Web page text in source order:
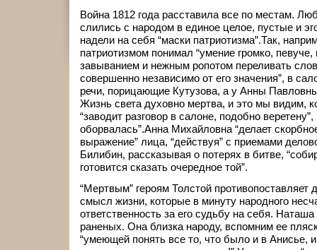
Война 1812 года расставила все по местам.
слились с народом в единое целое, пустые и
надели на себя “маски патриотизма”.Так,
патриотизмом понимал “умение громко,
завыванием и нежным ропотом переливать
совершенно независимо от его значения”, в
речи, порицающие Кутузова, а у Анны
Жизнь света духовно мертва, и это мы видим,
“заводит разговор в салоне, подобно
оборвалась”.Анна Михайловна “делает
выражение” лица, “действуя” с приемами
Билибин, рассказывая о потерях в битве,
готовится сказать очередное той”.
“Мертвым” героям Толстой
смысл жизни, которые в минуту народного
ответственность за его судьбу на себя.
раненых. Она близка народу, вспомним ее
“умеющей понять все то, что было и в Анисье,